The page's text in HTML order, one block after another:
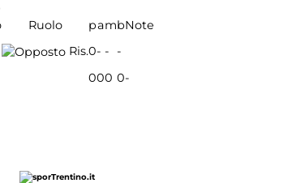
Ruolo pambNote
Ris.0- -
-
000 0-